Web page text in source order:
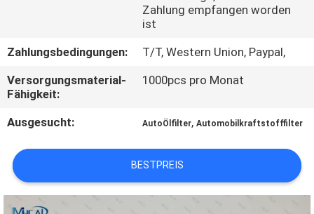
EIN
ZITAT
SITEMAP
PRIVACY
POLICY
Zahlung empfangen worden
ist
Zahlungsbedingungen:
T/T, Western Union, Paypal,
Versorgungsmaterial-
Fähigkeit:
1000pcs pro Monat
Ausgesucht: AutoÖlfilter,Automobilkraftstofffilter
BESTPREIS